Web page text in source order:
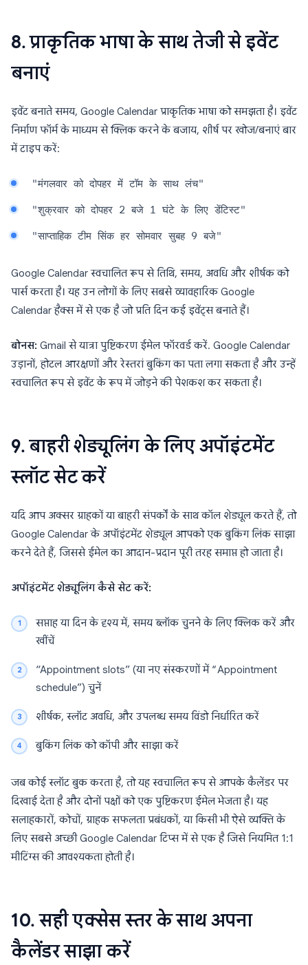
8. प्राकृतिक भाषा के साथ तेजी से इवेंट
बनाएं
इवेंट बनाते समय, Google Calendar प्राकृतिक भाषा को समझता है। इवेंट
निर्माण फॉर्म के माध्यम से क्लिक करने के बजाय, शीर्ष पर खोज/बनाएं बार
में टाइप करें:
"मंगलवार को दोपहर में टॉम के साथ लंच"
"शुक्रवार को दोपहर 2 बजे 1 घंटे के लिए डेंटिस्ट"
"साप्ताहिक टीम सिंक हर सोमवार सुबह 9 बजे"
Google Calendar स्वचालित रूप से तिथि, समय, अवधि और शीर्षक को
पार्स करता है। यह उन लोगों के लिए सबसे व्यावहारिक Google
Calendar हैक्स में से एक है जो प्रति दिन कई इवेंट्स बनाते हैं।
बोनस: Gmail से यात्रा पुष्टिकरण ईमेल फॉरवर्ड करें. Google Calendar
उड़ानों, होटल आरक्षणों और रेस्तरां बुकिंग का पता लगा सकता है और उन्हें
स्वचालित रूप से इवेंट के रूप में जोड़ने की पेशकश कर सकता है।
9. बाहरी शेड्यूलिंग के लिए अपॉइंटमेंट
स्लॉट सेट करें
यदि आप अक्सर ग्राहकों या बाहरी संपर्कों के साथ कॉल शेड्यूल करते हैं, तो
Google Calendar के अपॉइंटमेंट शेड्यूल आपको एक बुकिंग लिंक साझा
करने देते हैं, जिससे ईमेल का आदान-प्रदान पूरी तरह समाप्त हो जाता है।
अपॉइंटमेंट शेड्यूलिंग कैसे सेट करें:
सप्ताह या दिन के दृश्य में, समय ब्लॉक चुनने के लिए क्लिक करें और
खींचें
“Appointment slots” (या नए संस्करणों में “Appointment
schedule”) चुनें
शीर्षक, स्लॉट अवधि, और उपलब्ध समय विंडो निर्धारित करें
बुकिंग लिंक को कॉपी और साझा करें
जब कोई स्लॉट बुक करता है, तो यह स्वचालित रूप से आपके कैलेंडर पर
दिखाई देता है और दोनों पक्षों को एक पुष्टिकरण ईमेल भेजता है। यह
सलाहकारों, कोचों, ग्राहक सफलता प्रबंधकों, या किसी भी ऐसे व्यक्ति के
लिए सबसे अच्छी Google Calendar टिप्स में से एक है जिसे नियमित 1:1
मीटिंग्स की आवश्यकता होती है।
10. सही एक्सेस स्तर के साथ अपना
कैलेंडर साझा करें